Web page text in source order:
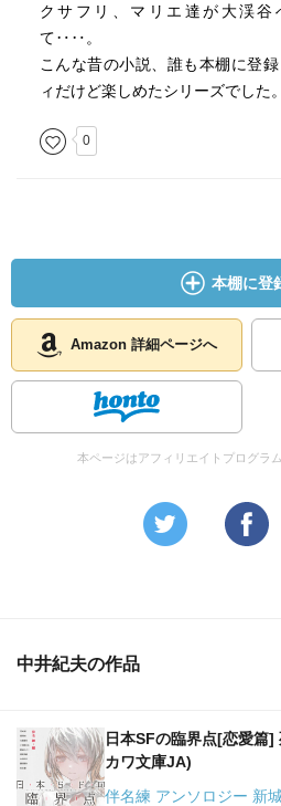
クサフリ、マリエ達が大渓谷
て‥‥。
こんな昔の小説、誰も本棚に登
ィだけど楽しめたシリーズでした。
0
本棚に登
Amazon 詳細ページへ
本ページはアフィリエイトプログラ
中井紀夫の作品
日本SFの臨界点[恋愛篇
カワ文庫JA)
伴名練 アンソロジー 新